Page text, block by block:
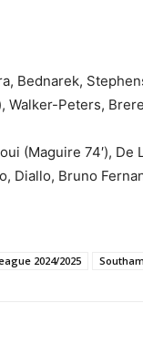
Bednarek,
Walker-Peters,
(Maguire 74′), De
Diallo, Bruno
2024/2025